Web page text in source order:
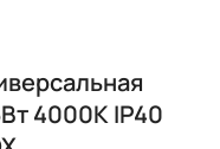
4000К IP40